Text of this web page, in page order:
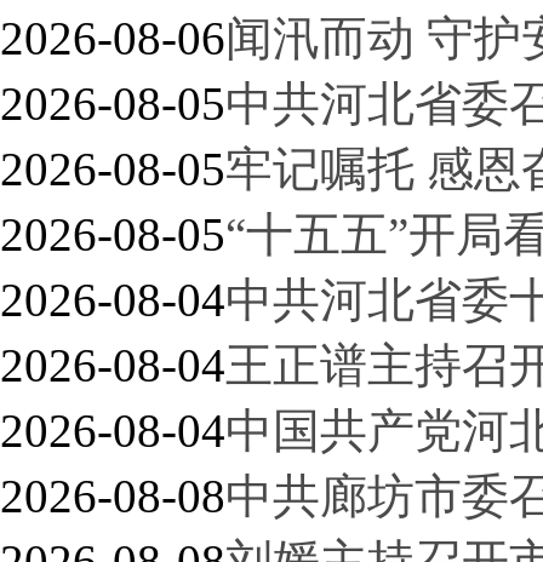
2026-08-06闻汛而动 守
2026-08-05中共河北省委
2026-08-05牢记嘱托 感
2026-08-05“十五五”开局
2026-08-04中共河北省委
2026-08-04王正谱主持召
2026-08-04中国共产党河
2026-08-08中共廊坊市委